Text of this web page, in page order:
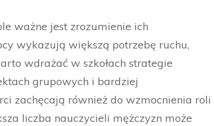
ważne jest zrozumienie ich
wykazują większą potrzebę ruchu,
wdrażać w szkołach strategie
grupowych i bardziej
zachęcają również do wzmocnienia roli
liczba nauczycieli mężczyzn może